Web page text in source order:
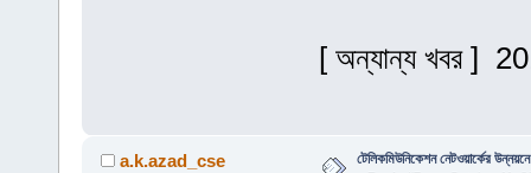
[ অন্যান্য খবর ]
a.k.azad_cse টেলিকমিউনিকেশন নেটওয়ার্কের